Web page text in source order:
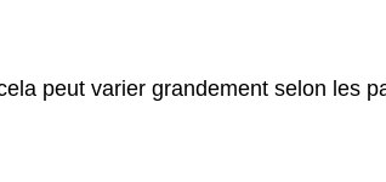
peut varier grandement selon les